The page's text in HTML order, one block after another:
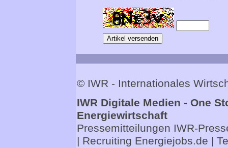
© IWR - Internationales
IWR Digitale Medien - One
Energiewirtschaft
Pressemitteilungen IWR-
| Recruiting Energiejobs.de |